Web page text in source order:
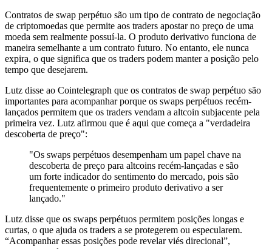
Contratos de swap perpétuo são um tipo de contrato de negociação
de criptomoedas que permite aos traders apostar no preço de uma
moeda sem realmente possuí-la. O produto derivativo funciona de
maneira semelhante a um contrato futuro. No entanto, ele nunca
expira, o que significa que os traders podem manter a posição pelo
tempo que desejarem.
Lutz disse ao Cointelegraph que os contratos de swap perpétuo são
importantes para acompanhar porque os swaps perpétuos recém-
lançados permitem que os traders vendam a altcoin subjacente pela
primeira vez. Lutz afirmou que é aqui que começa a "verdadeira
descoberta de preço":
"Os swaps perpétuos desempenham um papel chave na
descoberta de preço para altcoins recém-lançadas e são
um forte indicador do sentimento do mercado, pois são
frequentemente o primeiro produto derivativo a ser
lançado."
Lutz disse que os swaps perpétuos permitem posições longas e
curtas, o que ajuda os traders a se protegerem ou especularem.
“Acompanhar essas posições pode revelar viés direcional”,